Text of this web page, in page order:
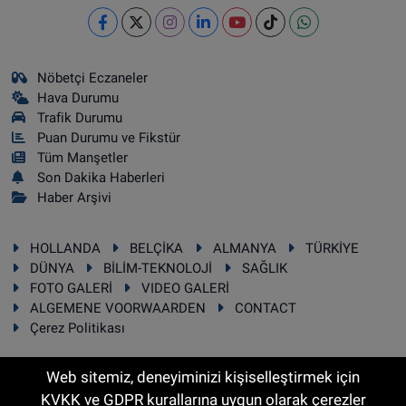
Nöbetçi Eczaneler
Hava Durumu
Trafik Durumu
Puan Durumu ve Fikstür
Tüm Manşetler
Son Dakika Haberleri
Haber Arşivi
HOLLANDA BELÇİKA ALMANYA
TÜRKİYE
DÜNYA
BİLİM-TEKNOLOJİ
SAĞLIK
FOTO GALERİ
VIDEO GALERİ
ALGEMENE VOORWAARDEN
CONTACT
Çerez Politikası
Web sitemiz, deneyiminizi kişiselleştirmek için
KVKK ve GDPR kurallarına uygun olarak çerezler